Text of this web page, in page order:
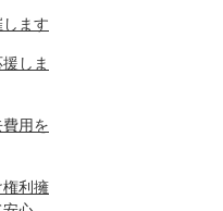
ます
しま
用を
権利擁